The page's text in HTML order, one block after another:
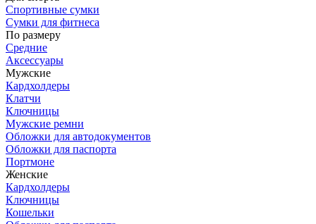
Спортивные сумки
Сумки для фитнеса
По размеру
Средние
Аксессуары
Мужские
Кардхолдеры
Клатчи
Ключницы
Мужские ремни
Обложки для автодокументов
Обложки для паспорта
Портмоне
Женские
Кардхолдеры
Ключницы
Кошельки